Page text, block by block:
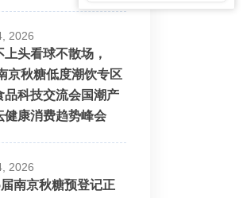
2026
上头看球不散场，
京秋糖低度潮饮专区
品科技交流会国潮产
健康消费趋势峰会
2026
南京秋糖预登记正